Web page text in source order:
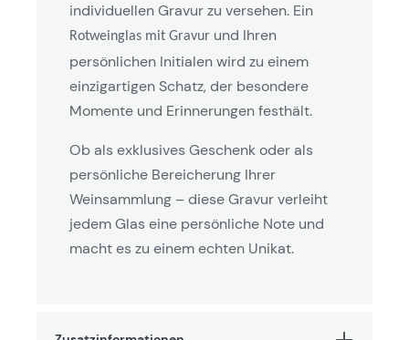
individuellen Gravur zu versehen. Ein
Rotweinglas mit Gravur und Ihren
persönlichen Initialen wird zu einem
einzigartigen Schatz, der besondere
Momente und Erinnerungen festhält.
Ob als exklusives Geschenk oder als
persönliche Bereicherung Ihrer
Weinsammlung – diese Gravur verleiht
jedem Glas eine persönliche Note und
macht es zu einem echten Unikat.